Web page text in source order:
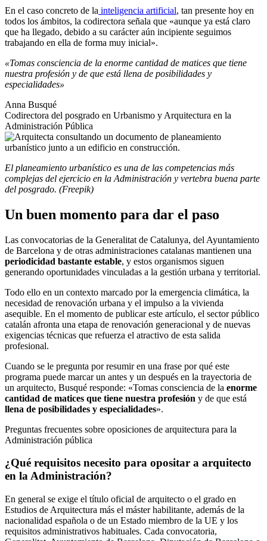
En el caso concreto de la inteligencia artificial, tan presente hoy en
todos los ámbitos, la codirectora señala que «aunque ya está claro
que ha llegado, debido a su carácter aún incipiente seguimos
trabajando en ella de forma muy inicial».
«Tomas consciencia de la enorme cantidad de matices que tiene
nuestra profesión y de que está llena de posibilidades y
especialidades»
Anna Busqué
Codirectora del posgrado en Urbanismo y Arquitectura en la
Administración Pública
El planeamiento urbanístico es una de las competencias más
complejas del ejercicio en la Administración y vertebra buena parte
del posgrado. (Freepik)
Un buen momento para dar el paso
Las convocatorias de la Generalitat de Catalunya, del Ayuntamiento
de Barcelona y de otras administraciones catalanas mantienen una
periodicidad bastante estable, y estos organismos siguen
generando oportunidades vinculadas a la gestión urbana y territorial.
Todo ello en un contexto marcado por la emergencia climática, la
necesidad de renovación urbana y el impulso a la vivienda
asequible. En el momento de publicar este artículo, el sector público
catalán afronta una etapa de renovación generacional y de nuevas
exigencias técnicas que refuerza el atractivo de esta salida
profesional.
Cuando se le pregunta por resumir en una frase por qué este
programa puede marcar un antes y un después en la trayectoria de
un arquitecto, Busqué responde: «Tomas consciencia de la enorme
cantidad de matices que tiene nuestra profesión y de que está
llena de posibilidades y especialidades».
Preguntas frecuentes sobre oposiciones de arquitectura para la
Administración pública
¿Qué requisitos necesito para opositar a arquitecto
en la Administración?
En general se exige el título oficial de arquitecto o el grado en
Estudios de Arquitectura más el máster habilitante, además de la
nacionalidad española o de un Estado miembro de la UE y los
requisitos administrativos habituales. Cada convocatoria,